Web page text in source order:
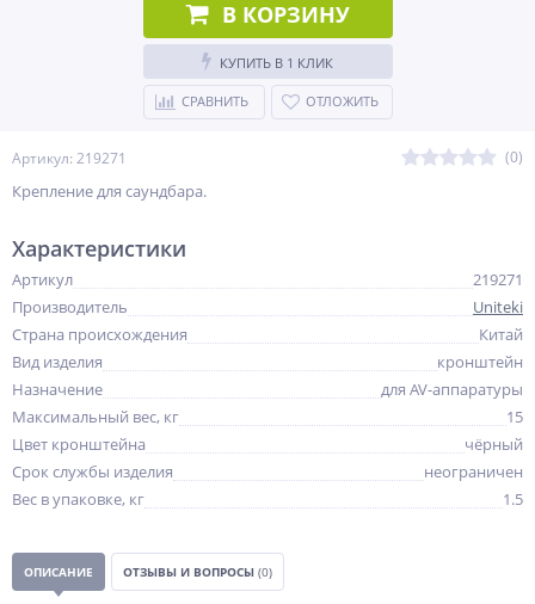
Артикул: 219271 (0)
Крепление для саундбара.
В КОРЗИНУ
КУПИТЬ В 1 КЛИК
СРАВНИТЬ ОТЛОЖИТЬ
Характеристики
Артикул
219271
Производитель
Uniteki
Страна происхождения
Китай
Вид изделия
кронштейн
Назначение
для AV-аппаратуры
Максимальный вес, кг
15
Цвет кронштейна
чёрный
Срок службы изделия
неограничен
Вес в упаковке, кг
1.5
ОПИСАНИЕ ОТЗЫВЫ И ВОПРОСЫ (0)